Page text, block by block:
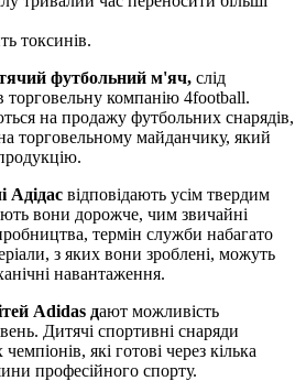
токсинів.
футбольний м'яч, слід
торговельну компанію 4football.
на продажу футбольних снарядів,
торговельному майданчику, який
Адідас відповідають усім твердим
вони дорожче, чим звичайні
термін служби набагато
з яких вони зроблені, можуть
навантаження.
Adidas дают можливість
Дитячі спортивні снаряди
які готові через кілька
професійного спорту.